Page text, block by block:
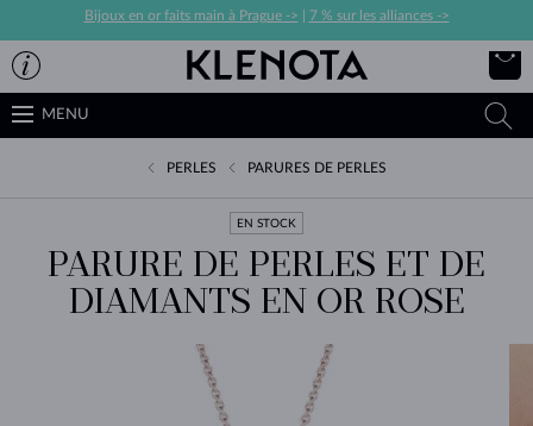
Bijoux en or faits main à Prague -> 7 % sur les alliances ->
MENU
PERLES PARURES DE PERLES
EN STOCK
PARURE DE PERLES ET DE
DIAMANTS EN OR ROSE